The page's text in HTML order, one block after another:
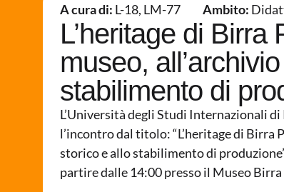
A cura di: L-18, LM-77 Ambito:
L’heritage di Birra
museo,
stabilimento di
L’Università degli Studi Internazionali
l’incontro dal titolo: “L’heritage di Birra
storico e allo stabilimento di
partire dalle 14:00 presso il Museo Birra